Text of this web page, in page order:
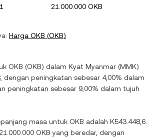
21.000.000 OKB
Harga OKB (OKB)
OKB (OKB) dalam Kyat Myanmar (MMK)
, dengan peningkatan sebesar 4,00% dalam
peningkatan sebesar 9,00% dalam tujuh
masa untuk OKB adalah K543.448,6
21.000.000 OKB yang beredar, dengan